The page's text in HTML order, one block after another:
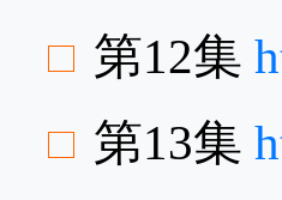
第12集
第13集